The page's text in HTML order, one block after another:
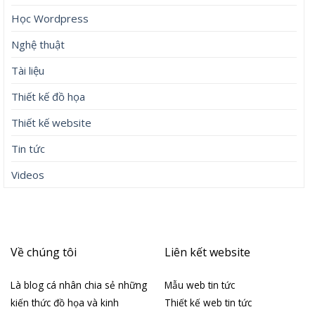
Học Wordpress
Nghệ thuật
Tài liệu
Thiết kế đồ họa
Thiết kế website
Tin tức
Videos
Về chúng tôi
Là blog cá nhân chia sẻ những
kiến thức đồ họa và kinh
Liên kết website
Mẫu web tin tức
Thiết kế web tin tức